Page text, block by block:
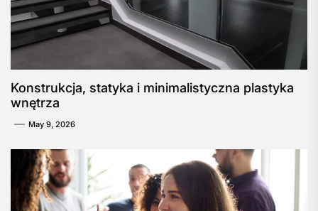
Konstrukcja, statyka i minimalistyczna plastyka
wnętrza
May 9, 2026